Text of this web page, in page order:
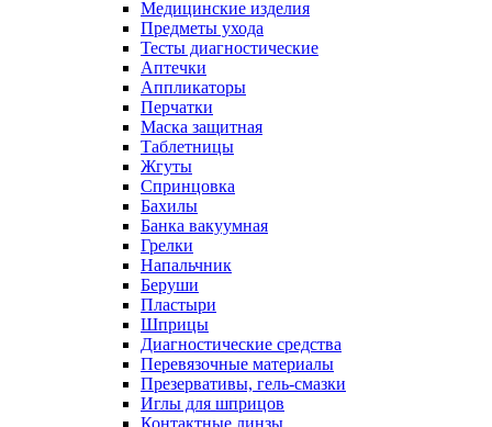
Медицинские изделия
Предметы ухода
Тесты диагностические
Аптечки
Аппликаторы
Перчатки
Маска защитная
Таблетницы
Жгуты
Спринцовка
Бахилы
Банка вакуумная
Грелки
Напальчник
Беруши
Пластыри
Шприцы
Диагностические средства
Перевязочные материалы
Презервативы, гель-смазки
Иглы для шприцов
Контактные линзы